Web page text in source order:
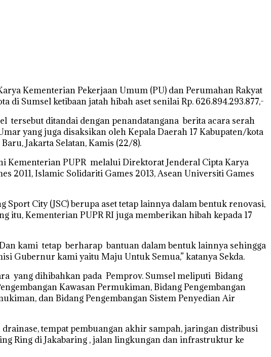
Kementerian Pekerjaan Umum (PU) dan Perumahan Rakyat
di Sumsel ketibaan jatah hibah aset senilai Rp. 626.894.293.877,-
tersebut ditandai dengan penandatangana berita acara serah
yang juga disaksikan oleh Kepala Daerah 17 Kabupaten/kota
Jakarta Selatan, Kamis (22/8).
Kementerian PUPR melalui Direktorat Jenderal Cipta Karya
Islamic Solidariti Games 2013, Asean Universiti Games
City (JSC) berupa aset tetap lainnya dalam bentuk renovasi,
itu, Kementerian PUPR RI juga memberikan hibah kepada 17
kami tetap berharap bantuan dalam bentuk lainnya sehingga
Gubernur kami yaitu Maju Untuk Semua,” katanya Sekda.
yang dihibahkan pada Pemprov. Sumsel meliputi Bidang
Kawasan Permukiman, Bidang Pengembangan
dan Bidang Pengembangan Sistem Penyedian Air
tempat pembuangan akhir sampah, jaringan distribusi
Ring di Jakabaring , jalan lingkungan dan infrastruktur ke